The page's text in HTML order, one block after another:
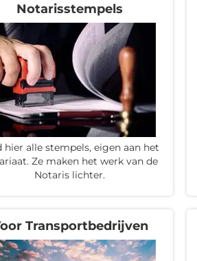
Notarisstempels
hier alle stempels, eigen aan het
Ze maken het werk van de
Notaris lichter.
Transportbedrijven